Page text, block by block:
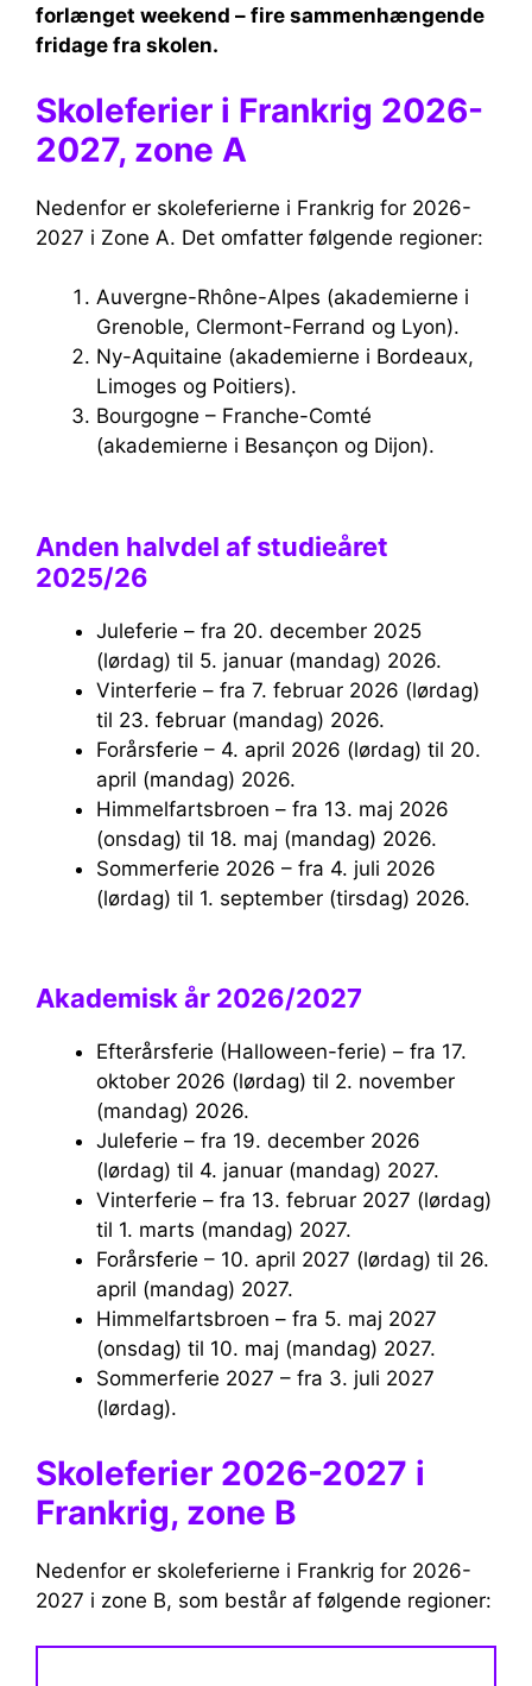
forlænget weekend – fire sammenhængende
fridage fra skolen.
Skoleferier i Frankrig 2026-
2027, zone A
Nedenfor er skoleferierne i Frankrig for 2026-
2027 i Zone A. Det omfatter følgende regioner:
Auvergne-Rhône-Alpes (akademierne i
Grenoble, Clermont-Ferrand og Lyon).
Ny-Aquitaine (akademierne i Bordeaux,
Limoges og Poitiers).
Bourgogne – Franche-Comté
(akademierne i Besançon og Dijon).
Anden halvdel af studieåret
2025/26
Juleferie – fra 20. december 2025
(lørdag) til 5. januar (mandag) 2026.
Vinterferie – fra 7. februar 2026 (lørdag)
til 23. februar (mandag) 2026.
Forårsferie – 4. april 2026 (lørdag) til 20.
april (mandag) 2026.
Himmelfartsbroen – fra 13. maj 2026
(onsdag) til 18. maj (mandag) 2026.
Sommerferie 2026 – fra 4. juli 2026
(lørdag) til 1. september (tirsdag) 2026.
Akademisk år 2026/2027
Efterårsferie (Halloween-ferie) – fra 17.
oktober 2026 (lørdag) til 2. november
(mandag) 2026.
Juleferie – fra 19. december 2026
(lørdag) til 4. januar (mandag) 2027.
Vinterferie – fra 13. februar 2027 (lørdag)
til 1. marts (mandag) 2027.
Forårsferie – 10. april 2027 (lørdag) til 26.
april (mandag) 2027.
Himmelfartsbroen – fra 5. maj 2027
(onsdag) til 10. maj (mandag) 2027.
Sommerferie 2027 – fra 3. juli 2027
(lørdag).
Skoleferier 2026-2027 i
Frankrig, zone B
Nedenfor er skoleferierne i Frankrig for 2026-
2027 i zone B, som består af følgende regioner: